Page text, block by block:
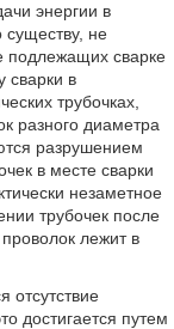
энергии в
существу, не
подлежащих сварке
сварки в
трубочках,
разного диаметра
разрушением
в месте сварки
незаметное
трубочек после
лежит в
отсутствие
достигается путем